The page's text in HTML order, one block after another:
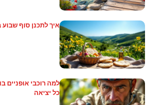
איך לתכנן סוף שבוע
למה רוכבי אופניים
כל יציאה